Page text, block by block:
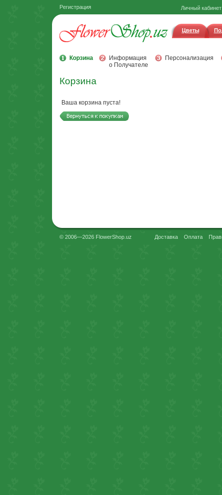
Регистрация Личный кабинет
Цветы
Корзина
Информация
о Получателе
Персонализация
Корзина
Ваша корзина пуста!
© 2006—2026 FlowerShop.uz Доставка Оплата